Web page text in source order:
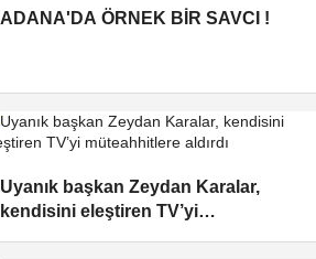
ADANA'DA ÖRNEK BİR SAVCI !
Uyanık başkan Zeydan Karalar,
kendisini eleştiren TV’yi